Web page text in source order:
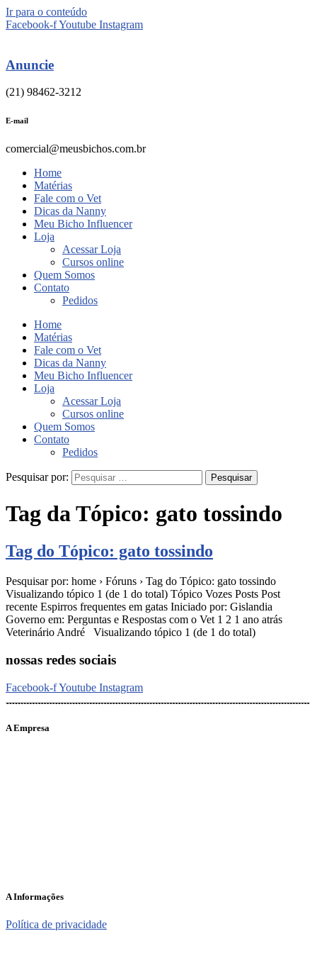
Ir para o conteúdo
Facebook-fYoutube Instagram
Anuncie
(21) 98462-3212
E-mail
comercial@meusbichos.com.br
Home
Matérias
Fale com o Vet
Dicas da Nanny
Meu Bicho Influencer
Loja
Acessar Loja
Cursos online
Quem Somos
Contato
Pedidos
Home
Matérias
Fale com o Vet
Dicas da Nanny
Meu Bicho Influencer
Loja
Acessar Loja
Cursos online
Quem Somos
Contato
Pedidos
Pesquisar por:
Tag da Tópico: gato tossindo
Tag do Tópico: gato tossindo
Pesquisar por: home › Fóruns › Tag do Tópico: gato tossindo
Visualizando tópico 1 (de 1 do total) Tópico Vozes Posts Post
recente Espirros frequentes em gatas Iniciado por: Gislandia
Governo em: Perguntas e Respostas com o Vet 1 2 1 ano atrás
Veterinário André Visualizando tópico 1 (de 1 do total)
nossas redes sociais
Facebook-fYoutube Instagram
A Empresa
A Informações
Política de privacidade